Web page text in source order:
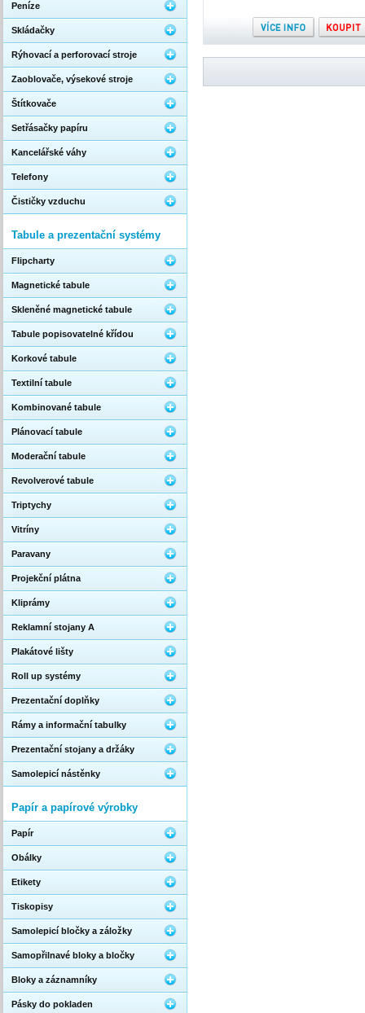
Peníze
Skládačky
Rýhovací a perforovací stroje
Zaoblovače, výsekové stroje
Štítkovače
Setřásačky papíru
Kancelářské váhy
Telefony
Čističky vzduchu
Tabule a prezentační systémy
Flipcharty
Magnetické tabule
Skleněné magnetické tabule
Tabule popisovatelné křídou
Korkové tabule
Textilní tabule
Kombinované tabule
Plánovací tabule
Moderační tabule
Revolverové tabule
Triptychy
Vitríny
Paravany
Projekční plátna
Kliprámy
Reklamní stojany A
Plakátové lišty
Roll up systémy
Prezentační doplňky
Rámy a informační tabulky
Prezentační stojany a držáky
Samolepicí nástěnky
Papír a papírové výrobky
Papír
Obálky
Etikety
Tiskopisy
Samolepicí bločky a záložky
Samopřilnavé bloky a bločky
Bloky a záznamníky
Pásky do pokladen